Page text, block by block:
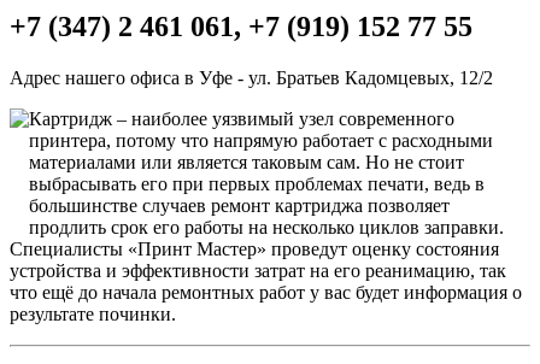
+7 (347) 2 461 061, +7 (919) 152 77 55
Адрес нашего офиса в Уфе - ул. Братьев Кадомцевых, 12/2
Картридж – наиболее уязвимый узел современного
принтера, потому что напрямую работает с расходными
материалами или является таковым сам. Но не стоит
выбрасывать его при первых проблемах печати, ведь в
большинстве случаев ремонт картриджа позволяет
продлить срок его работы на несколько циклов заправки.
Специалисты «Принт Мастер» проведут оценку состояния
устройства и эффективности затрат на его реанимацию, так
что ещё до начала ремонтных работ у вас будет информация о
результате починки.